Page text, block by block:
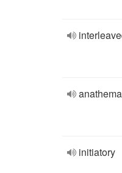
initiatory